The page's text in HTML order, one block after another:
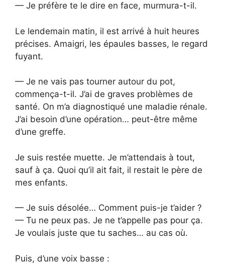
— Je préfère te le dire en face, murmura-t-il.
Le lendemain matin, il est arrivé à huit heures
précises. Amaigri, les épaules basses, le regard
fuyant.
— Je ne vais pas tourner autour du pot,
commença-t-il. J’ai de graves problèmes de
santé. On m’a diagnostiqué une maladie rénale.
J’ai besoin d’une opération… peut-être même
d’une greffe.
Je suis restée muette. Je m’attendais à tout,
sauf à ça. Quoi qu’il ait fait, il restait le père de
mes enfants.
— Je suis désolée… Comment puis-je t’aider ?
— Tu ne peux pas. Je ne t’appelle pas pour ça.
Je voulais juste que tu saches… au cas où.
Puis, d’une voix basse :